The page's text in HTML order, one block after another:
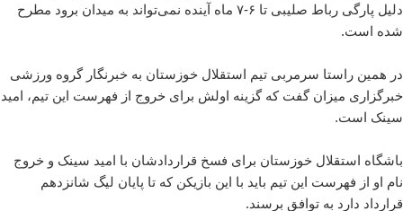
دلیل پارگی رباط صلیبی تا ۶-۷ ماه آینده نمی‌تواند به میدان برود مطرح
شده است.
در همین راستا سرمربی تیم استقلال خوزستان به خبرنگار گروه ورزشی
خبرگزاری میزان گفت که گزینه اولش برای خروج از فهرست این تیم، امید
سینک است.
باشگاه استقلال خوزستان برای فسخ قراردادشان با امید سینک و خروج
نام او از فهرست این تیم باید با این بازیکن که تا پایان لیگ شانزدهم
قرارداد دارد به توافق برسند.